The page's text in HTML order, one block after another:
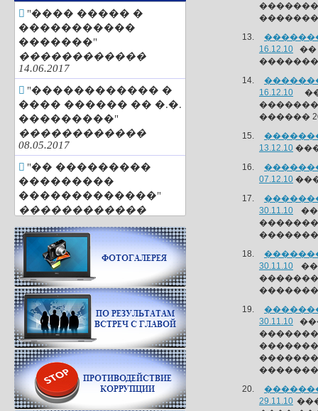
"���� ����� �
�����������
�������"
������������
14.06.2017
"������������ �
���� ������ �� �.�.
���������"
������������
08.05.2017
"�� ���������
���������
�������������"
������������
"�������
��������� ���
������"
������������
29.03.2017
"�� 85 ���"
������������
01.03.2017
"�������. �����.
�������"
������������
16.12.10 ��
16.12.10
������
13.12.10
07.12.10
30.11.10
30.11.10
30.11.10
29.11.10